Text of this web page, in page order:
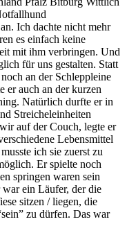
Ich dachte nicht mehr
es einfach keine
mit ihm verbringen. Und
für uns gestalten. Statt
an der Schleppleine
er auch an der kurzen
Natürlich durfte er in
Streicheleinheiten
auf der Couch, legte er
Lebensmittel
ich sie zuerst zu
Er spielte noch
springen waren sein
ein Läufer, der die
sitzen / liegen, die
zu dürfen. Das war